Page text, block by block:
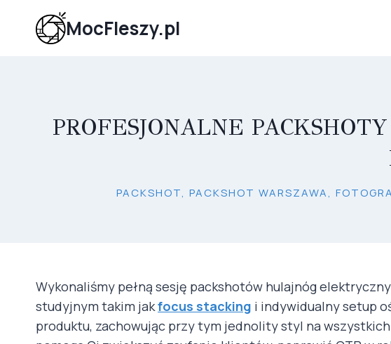
MocFleszy.pl
PROFESJONALNE
PACKSHOT, PACKSHOT WARSZAWA,
Wykonaliśmy pełną sesję packshotów hulajnóg
studyjnym takim jakfocus stacking i indywidualny setup
produktu, zachowując przy tym jednolity styl na